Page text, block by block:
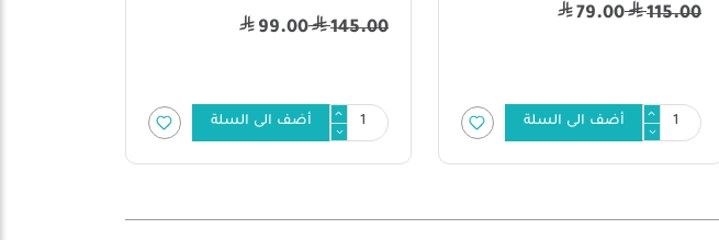
115.00
79.00
أضف الى السلة
145.00
99.00
أضف الى السلة